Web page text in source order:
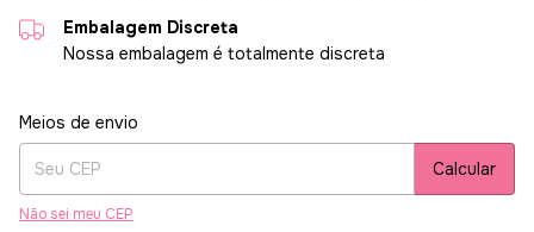
Embalagem Discreta
Nossa embalagem é totalmente discreta
Entregas para o CEP:
Meios de envio
Calcular
Não sei meu CEP